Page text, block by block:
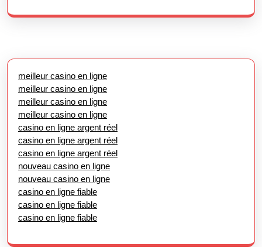
meilleur casino en ligne
meilleur casino en ligne
meilleur casino en ligne
meilleur casino en ligne
casino en ligne argent réel
casino en ligne argent réel
casino en ligne argent réel
nouveau casino en ligne
nouveau casino en ligne
casino en ligne fiable
casino en ligne fiable
casino en ligne fiable